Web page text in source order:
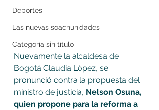
Deportes
Las nuevas soachunidades
Categoría sin título
Nuevamente la alcaldesa de
Bogotá Claudia López, se
pronunció contra la propuesta del
ministro de justicia, Nelson Osuna,
quien propone para la reforma a